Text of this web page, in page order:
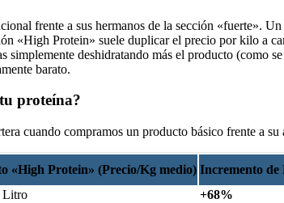
frente a sus hermanos de la sección «fuerte».
«High Protein» suele duplicar el precio por kilo a
simplemente deshidratando más el producto (como
barato.
proteína?
cuando compramos un producto básico frente a
«High Protein» (Precio/Kg medio) Incremento de
Litro +68%